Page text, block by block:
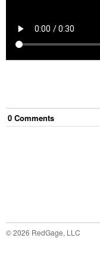
0 Comments
©2026 RedGage, LLC